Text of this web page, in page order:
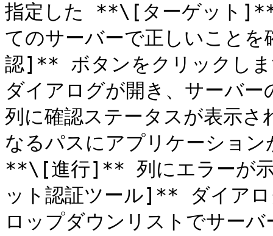
指定した **\[ターゲット
てのサーバーで正しいこと
認]** ボタンをクリックし
ダイアログが開き、サーバ
列に確認ステータスが表示
なるパスにアプリケーショ
**\[進行]** 列にエラーが
ット認証ツール]** ダイア
ロップダウンリストでサー